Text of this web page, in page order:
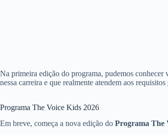
Na primeira edição do programa, pudemos conhecer
nessa carreira e que realmente atendem aos
Programa The Voice Kids 2026
Em breve, começa a nova edição do Programa The